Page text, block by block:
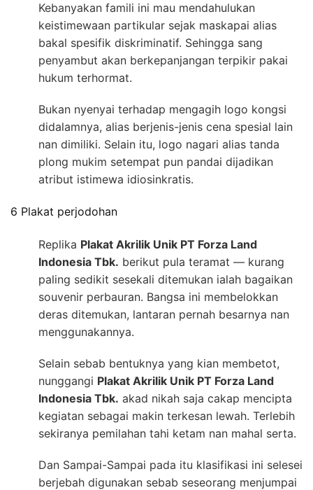
Kebanyakan famili ini mau mendahulukan
keistimewaan partikular sejak maskapai alias
bakal spesifik diskriminatif. Sehingga sang
penyambut akan berkepanjangan terpikir pakai
hukum terhormat.
Bukan nyenyai terhadap mengagih logo kongsi
didalamnya, alias berjenis-jenis cena spesial lain
nan dimiliki. Selain itu, logo nagari alias tanda
plong mukim setempat pun pandai dijadikan
atribut istimewa idiosinkratis.
6 Plakat perjodohan
Replika Plakat Akrilik Unik PT Forza Land
Indonesia Tbk. berikut pula teramat — kurang
paling sedikit sesekali ditemukan ialah bagaikan
souvenir perbauran. Bangsa ini membelokkan
deras ditemukan, lantaran pernah besarnya nan
menggunakannya.
Selain sebab bentuknya yang kian membetot,
nunggangi Plakat Akrilik Unik PT Forza Land
Indonesia Tbk. akad nikah saja cakap mencipta
kegiatan sebagai makin terkesan lewah. Terlebih
sekiranya pemilahan tahi ketam nan mahal serta.
Dan Sampai-Sampai pada itu klasifikasi ini selesei
berjebah digunakan sebab seseorang menjumpai